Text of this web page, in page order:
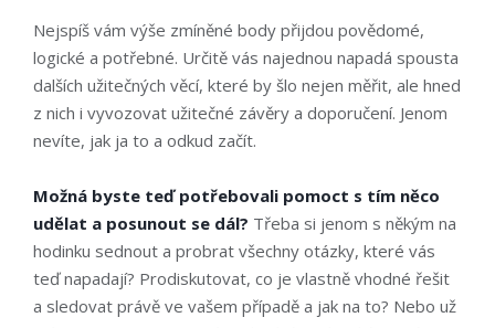
Nejspíš vám výše zmíněné body přijdou povědomé,
logické a potřebné. Určitě vás najednou napadá spousta
dalších užitečných věcí, které by šlo nejen měřit, ale hned
z nich i vyvozovat užitečné závěry a doporučení. Jenom
nevíte, jak ja to a odkud začít.
Možná byste teď potřebovali pomoct s tím něco
udělat a posunout se dál? Třeba si jenom s někým na
hodinku sednout a probrat všechny otázky, které vás
teď napadají? Prodiskutovat, co je vlastně vhodné řešit
a sledovat právě ve vašem případě a jak na to? Nebo už